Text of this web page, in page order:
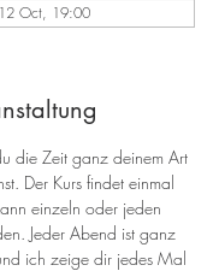
Oct, 19:00
die Zeit ganz deinem Art
Der Kurs findet einmal
einzeln oder jeden
Jeder Abend ist ganz
ich zeige dir jedes Mal